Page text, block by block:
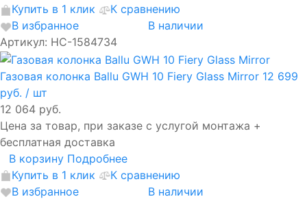
Купить в 1 клик
К сравнению
В избранное
В наличии
Артикул: НС-1584734
Газовая колонка Ballu GWH 10 Fiery Glass Mirror 12 699
руб. / шт
12 064 руб.
Цена за товар, при заказе с услугой монтажа +
бесплатная доставка
В корзину Подробнее
Купить в 1 клик
К сравнению
В избранное
В наличии